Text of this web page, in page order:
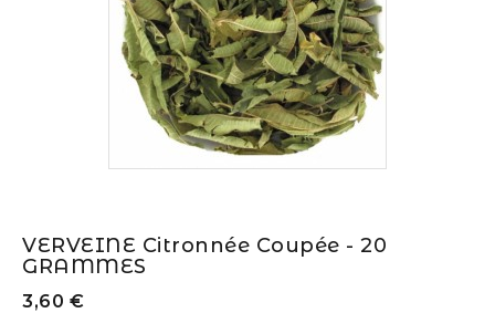
VERVEINE Citronnée Coupée - 20
GRAMMES
3,60 €